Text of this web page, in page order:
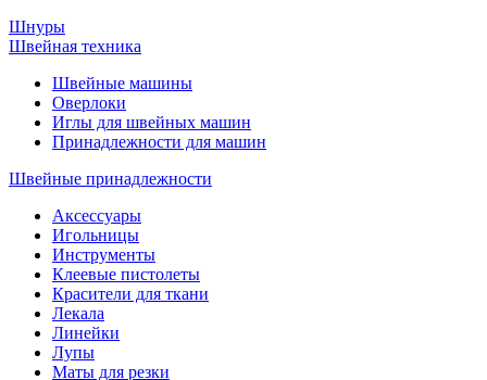
Шнуры
Швейная техника
Швейные машины
Оверлоки
Иглы для швейных машин
Принадлежности для машин
Швейные принадлежности
Аксессуары
Игольницы
Инструменты
Клеевые пистолеты
Красители для ткани
Лекала
Линейки
Лупы
Маты для резки